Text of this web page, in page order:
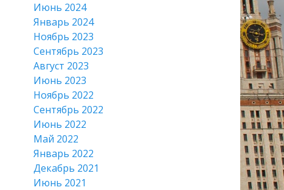
Июнь 2024
Январь 2024
Ноябрь 2023
Сентябрь 2023
Август 2023
Июнь 2023
Ноябрь 2022
Сентябрь 2022
Июнь 2022
Май 2022
Январь 2022
Декабрь 2021
Июнь 2021